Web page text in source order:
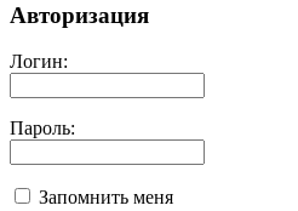
Авторизация
Логин:
Пароль:
Запомнить меня